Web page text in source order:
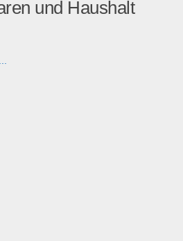
und Haushalt